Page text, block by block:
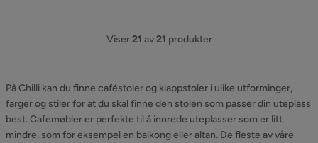
Viser21 av21 produkter
På Chilli kan du finne caféstoler og klappstoler i ulike utforminger,
farger og stiler for at du skal finne den stolen som passer din uteplass
best. Cafemøbler er perfekte til å innrede uteplasser som er litt
mindre, som for eksempel en balkong eller altan. De fleste av våre